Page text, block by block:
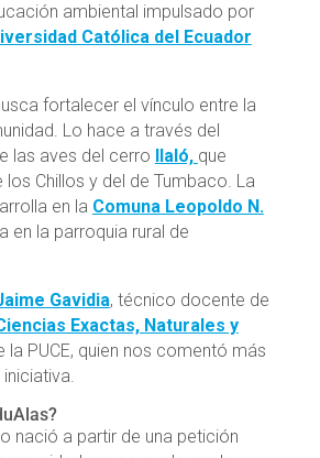
ambiental impulsado por
Católica del Ecuador
fortalecer el vínculo entre la
Lo hace a través del
las aves del cerro
Ilaló, que
los Chillos y del de Tumbaco. La
en la Comuna Leopoldo N.
en la parroquia rural de
Gavidia, técnico docente de
Exactas, Naturales y
la PUCE, quien nos comentó más
nació a partir de una petición